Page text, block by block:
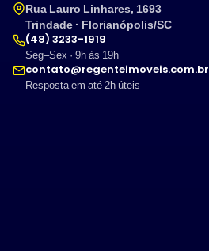
Rua Lauro Linhares, 1693
Trindade · Florianópolis/SC
(48) 3233-1919
Seg–Sex · 9h às 19h
contato@regenteimoveis.com.br
Resposta em até 2h úteis